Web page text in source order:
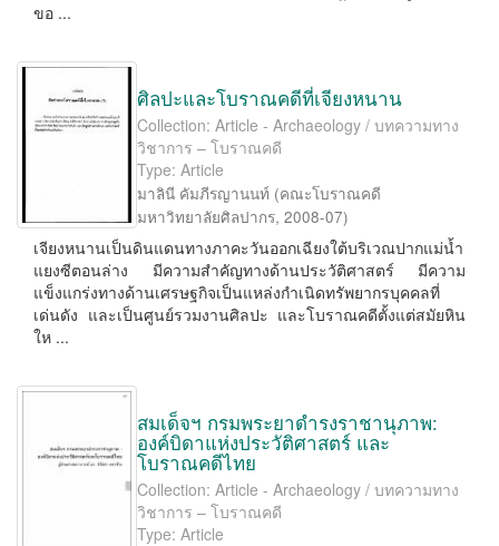
ขอ ...
ศิลปะและโบราณคดีที่เจียงหนาน
Collection: Article - Archaeology / บทความทาง
วิชาการ – โบราณคดี
Type: Article
มาลินี คัมภีรญานนท์ (คณะโบราณคดี
มหาวิทยาลัยศิลปากร, 2008-07)
เจียงหนานเป็นดินแดนทางภาคะวันออกเฉียงใต้บริเวณปากแม่น้ำ
แยงซีตอนล่าง มีความสำคัญทางด้านประวัติศาสตร์ มีความ
แข็งแกร่งทางด้านเศรษฐกิจเป็นแหล่งกำเนิดทรัพยากรบุคคลที่
เด่นดัง และเป็นศูนย์รวมงานศิลปะ และโบราณคดีตั้งแต่สมัยหิน
ให ...
สมเด็จฯ กรมพระยาดำรงราชานุภาพ:
องค์บิดาแห่งประวัติศาสตร์ และ
โบราณคดีไทย
Collection: Article - Archaeology / บทความทาง
วิชาการ – โบราณคดี
Type: Article